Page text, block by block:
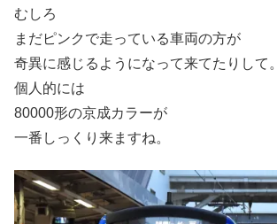
むしろ
まだピンクで走っている車両の方が
奇異に感じるようになって来てたりして。
個人的には
80000形の京成カラーが
一番しっくり来ますね。